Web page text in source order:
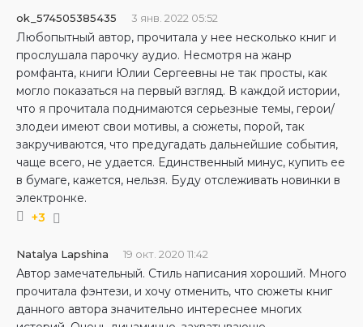
ok_574505385435 3 янв. 2022 05:52
Любопытный автор, прочитала у нее несколько книг и
прослушала парочку аудио. Несмотря на жанр
ромфанта, книги Юлии Сергеевны не так просты, как
могло показаться на первый взгляд. В каждой истории,
что я прочитала поднимаются серьезные темы, герои/
злодеи имеют свои мотивы, а сюжеты, порой, так
закручиваются, что предугадать дальнейшие события,
чаще всего, не удается. Единственный минус, купить ее
в бумаге, кажется, нельзя. Буду отслеживать новинки в
электронке.
+3
Natalya Lapshina 19 окт. 2020 11:42
Автор замечательный. Стиль написания хороший. Много
прочитала фэнтези, и хочу отменить, что сюжеты книг
данного автора значительно интереснее многих